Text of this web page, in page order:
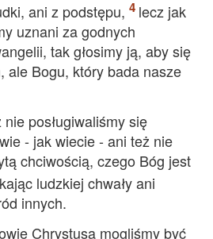
ani z podstępu,
lecz jak
uznani za godnych
tak głosimy ją, aby się
ale Bogu, który bada nasze
posługiwaliśmy się
- jak wiecie - ani też nie
chciwością, czego Bóg jest
ludzkiej chwały ani
innych.
Chrystusa mogliśmy być